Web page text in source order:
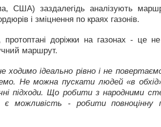
США) заздалегідь аналізують
і зміцнення по краях газонів.
протоптані доріжки на газонах - це
маршрут.
ідеально рівно і не
Не можна пускати людей «в
підходи. Що робити з народними
є можливість - робити повноцінну